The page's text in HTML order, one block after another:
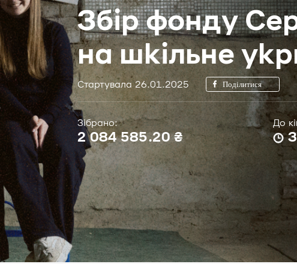
Збір фонду
на шкільне
Стартувала 26.01.2025
Зібрано:
2 084 585.20 ₴
До